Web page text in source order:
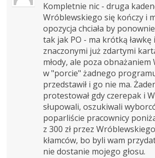
Kompletnie nic - druga
Wróblewskiego się kończy i
opozycja chciała by
tak jak PO - ma krótką ławkę
znaczonymi już zdartymi
młody, ale poza
w "porcie" żadnego
przedstawił i go nie ma.
protestował gdy czerepak i
słupowali, oszukiwali
poparliście pracownicy
z 300 zł przez
kłamców, bo byli wam
nie dostanie mojego głosu.